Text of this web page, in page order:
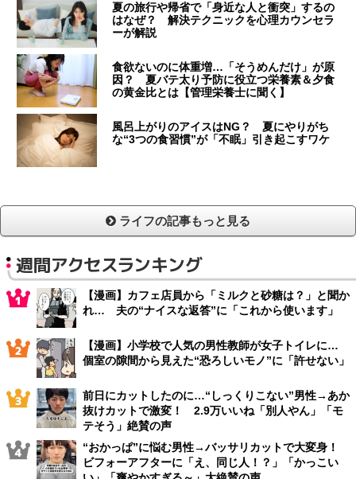
夏の旅行や帰省で「身近な人と衝突」するの
はなぜ？ 解決テクニックを心理カウンセラ
ーが解説
食欲ないのに体重増…「そうめんだけ」が原
因？ 夏バテ太り予防に役立つ栄養素＆夕食
の黄金比とは【管理栄養士に聞く】
風呂上がりのアイスはNG？ 夏にやりがち
な“3つの食習慣”が「不眠」引き起こすワケ
ライフの記事もっと見る
週間アクセスランキング
【漫画】カフェ店員から「ミルクと砂糖は？」と聞か
れ… 夫の“ナイスな返答”に「これから使います」
【漫画】小学校で人気の男性教師が女子トイレに…
個室の隙間から見えた“恐ろしいモノ”に「許せない」
前日にカットしたのに…“しっくりこない”男性→あか
抜けカットで激変！ 2.9万いいね「別人やん」「モ
テそう」絶賛の声
“おかっぱ”に悩む男性→バッサリカットで大変身！
ビフォーアフターに「え、同じ人！？」「かっこい